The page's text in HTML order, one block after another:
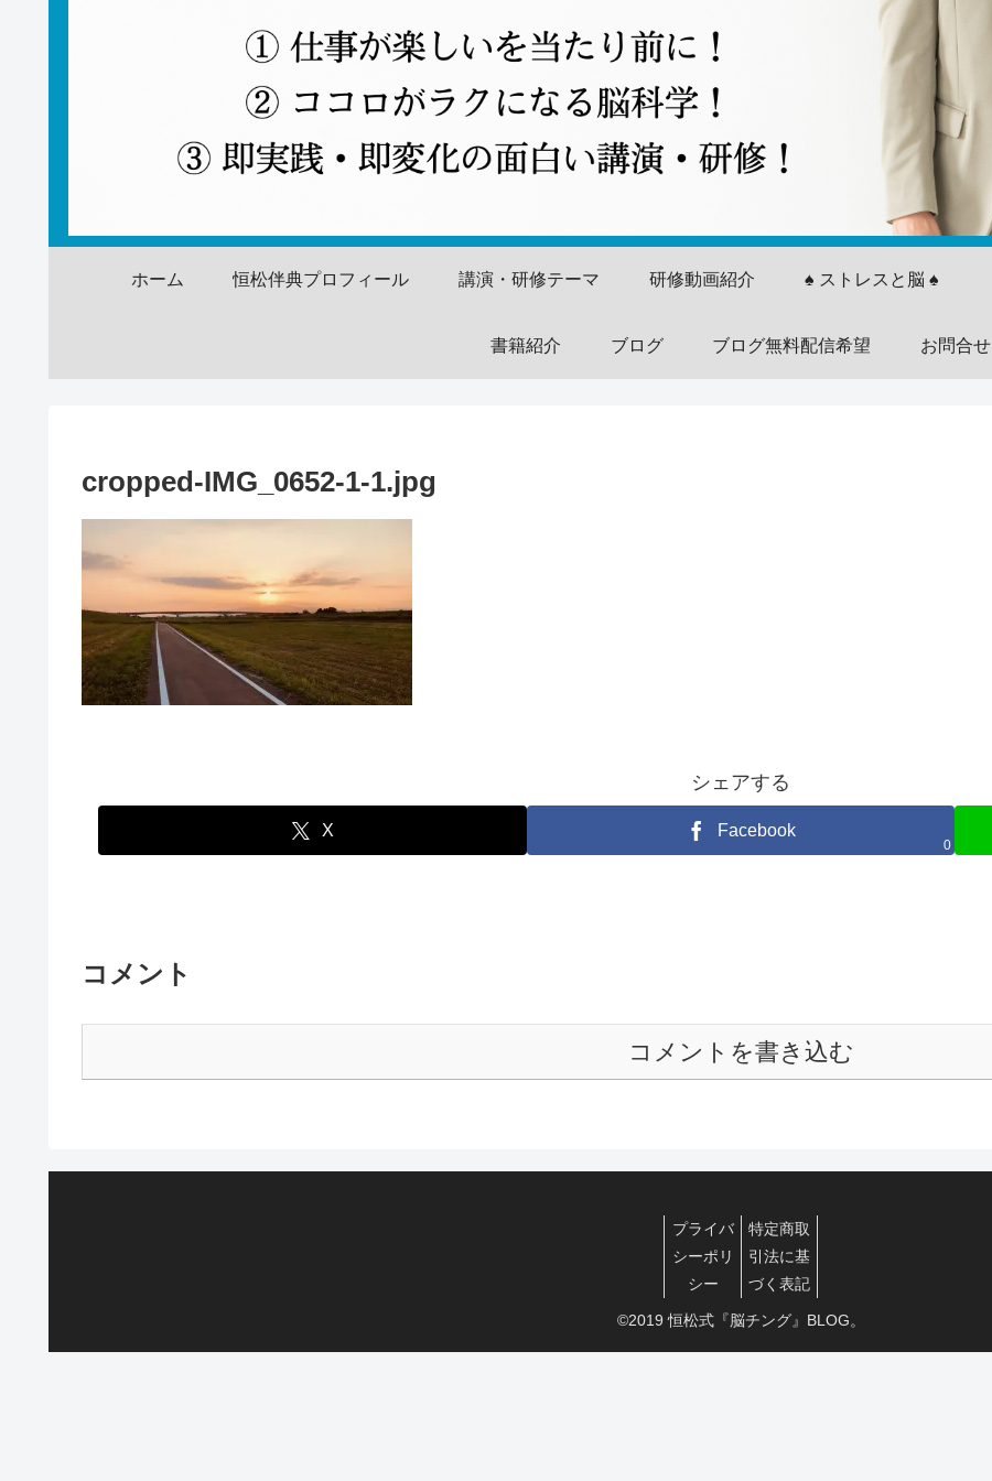
ホーム 恒松伴典プロフィール 講演・研修テーマ 研修動画紹介 ♠ ストレスと脳 ♠
書籍紹介 ブログ ブログ無料配信希望 お問合せ
cropped-IMG_0652-1-1.jpg
シェアする
X Facebook
0
コメント
コメントを書き込む
プライバ
シーポリ
シー
特定商取
引法に基
づく表記
©2019 恒松式『脳チング』BLOG。